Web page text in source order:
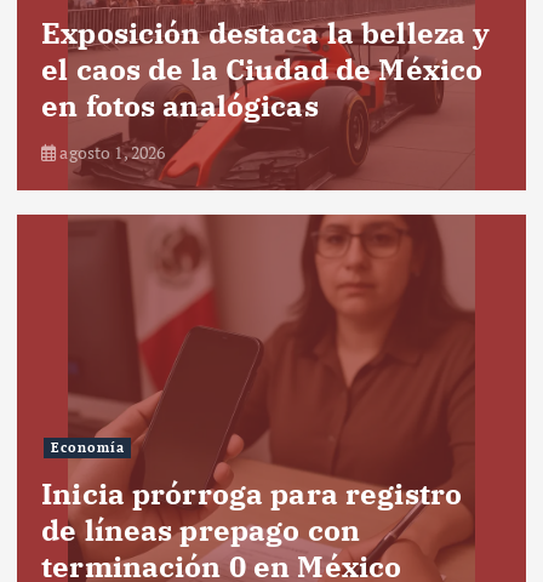
Exposición destaca la belleza y
el caos de la Ciudad de México
en fotos analógicas
agosto 1, 2026
Economía
Inicia prórroga para registro
de líneas prepago con
terminación 0 en México